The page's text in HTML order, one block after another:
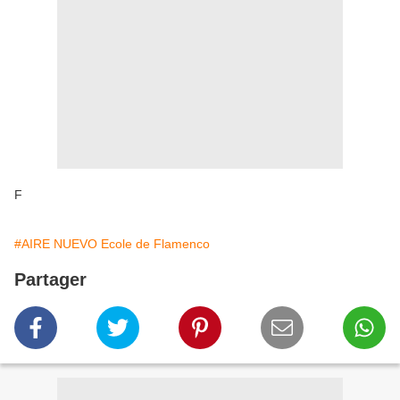
F
#AIRE NUEVO Ecole de Flamenco
Partager